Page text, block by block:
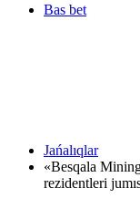
Bas bet
Jańalıqlar
«Besqala
rezidentleri